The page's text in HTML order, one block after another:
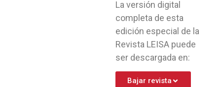
La versión digital
completa de esta
edición especial de la
Revista LEISA puede
ser descargada en:
Bajar revista